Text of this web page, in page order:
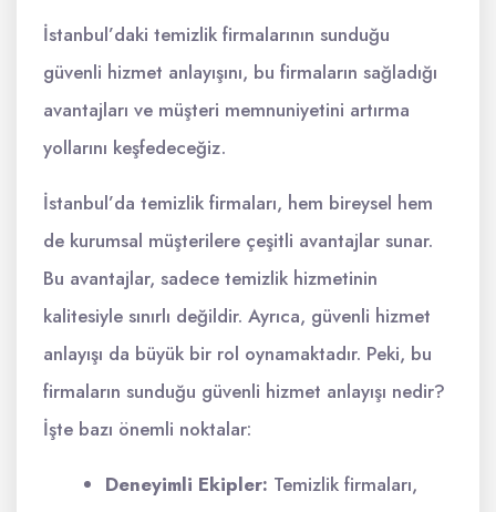
İstanbul’daki temizlik firmalarının sunduğu
güvenli hizmet anlayışını, bu firmaların sağladığı
avantajları ve müşteri memnuniyetini artırma
yollarını keşfedeceğiz.
İstanbul’da temizlik firmaları, hem bireysel hem
de kurumsal müşterilere çeşitli avantajlar sunar.
Bu avantajlar, sadece temizlik hizmetinin
kalitesiyle sınırlı değildir. Ayrıca, güvenli hizmet
anlayışı da büyük bir rol oynamaktadır. Peki, bu
firmaların sunduğu güvenli hizmet anlayışı nedir?
İşte bazı önemli noktalar:
Deneyimli Ekipler: Temizlik firmaları,